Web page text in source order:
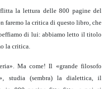
la lettura delle 800 pagine del
faremo la critica di questo libro, che
di lui: abbiamo letto il titolo
la critica.
Ma come! Il «grande filosofo
studia (sembra) la dialettica, il